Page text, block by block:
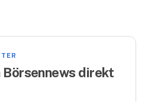
direkt